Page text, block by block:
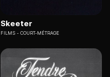
Skeeter
FILMS COURT-MÉTRAGE